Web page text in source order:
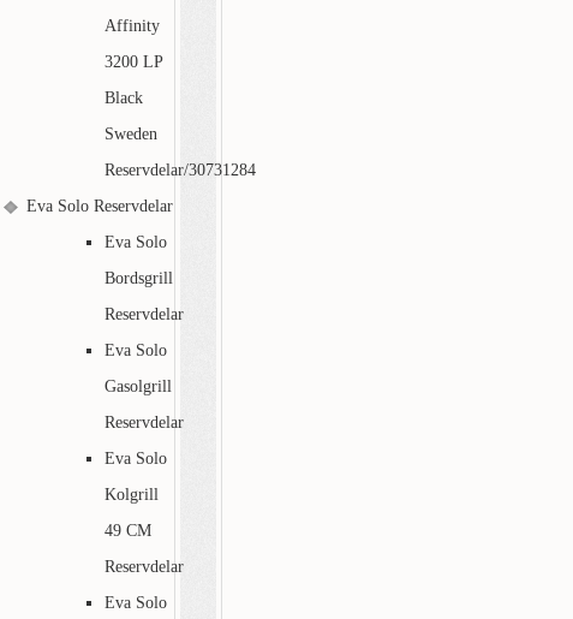
Affinity
3200 LP
Black
Sweden
Reservdelar/30731284
Eva Solo Reservdelar
Eva Solo
Bordsgrill
Reservdelar
Eva Solo
Gasolgrill
Reservdelar
Eva Solo
Kolgrill
49 CM
Reservdelar
Eva Solo